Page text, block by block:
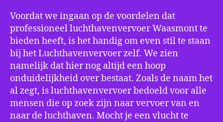
Voordat we ingaan op de voordelen dat
professioneel luchthavenvervoer Waasmont te
bieden heeft, is het handig om even stil te staan
bij het Luchthavenvervoer zelf. We zien
namelijk dat hier nog altijd een hoop
onduidelijkheid over bestaat. Zoals de naam het
al zegt, is luchthavenvervoer bedoeld voor alle
mensen die op zoek zijn naar vervoer van en
naar de luchthaven. Mocht je een vlucht te